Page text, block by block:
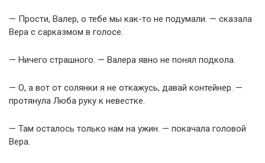
— Прости, Валер, о тебе мы как-то не подумали. — сказала
Вера с сарказмом в голосе.
— Ничего страшного. — Валера явно не понял подкола.
— О, а вот от солянки я не откажусь, давай контейнер. —
протянула Люба руку к невестке.
— Там осталось только нам на ужин. — покачала головой
Вера.